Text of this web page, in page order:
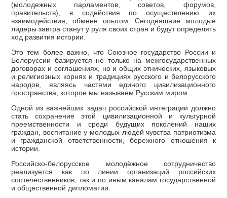
(молодежных парламентов, советов, форумов,
правительств), в содействия по осуществлению их
взаимодействия, обмене опытом. Сегодняшние молодые
лидеры завтра станут у руля своих стран и будут определять
ход развития истории.
Это тем более важно, что Союзное государство России и
Белоруссии базируется не только на межгосударственных
договорах и соглашениях, но и общих этнических, языковых
и религиозных корнях и традициях русского и белорусского
народов, являясь частями единого цивилизационного
пространства, которое мы называем Русским миром.
Одной из важнейших задач российской интеграции должно
стать сохранение этой цивилизационной и культурной
преемственности и среди будущих поколений наших
граждан, воспитание у молодых людей чувства патриотизма
и гражданской ответственности, бережного отношения к
истории.
Российско-белорусское молодёжное сотрудничество
реализуется как по линии организаций российских
соотечественников, так и по иным каналам государственной
и общественной дипломатии.